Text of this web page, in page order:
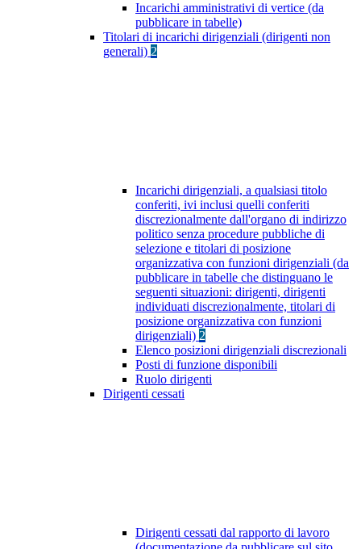
Incarichi amministrativi di vertice (da
pubblicare in tabelle)
Titolari di incarichi dirigenziali (dirigenti non
generali) 2
Incarichi dirigenziali, a qualsiasi titolo
conferiti, ivi inclusi quelli conferiti
discrezionalmente dall'organo di indirizzo
politico senza procedure pubbliche di
selezione e titolari di posizione
organizzativa con funzioni dirigenziali (da
pubblicare in tabelle che distinguano le
seguenti situazioni: dirigenti, dirigenti
individuati discrezionalmente, titolari di
posizione organizzativa con funzioni
dirigenziali) 2
Elenco posizioni dirigenziali discrezionali
Posti di funzione disponibili
Ruolo dirigenti
Dirigenti cessati
Dirigenti cessati dal rapporto di lavoro